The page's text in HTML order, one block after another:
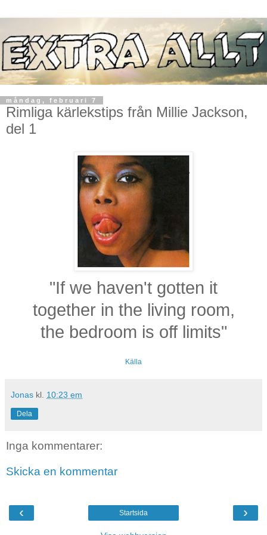
måndag, februari 7
Rimliga kärlekstips från Millie Jackson,
del 1
"If we haven't gotten it
together in the living room,
the bedroom is off limits"
Källa
Jonas kl. 10:23 em
Dela
Inga kommentarer:
Skicka en kommentar
‹ ›
Startsida